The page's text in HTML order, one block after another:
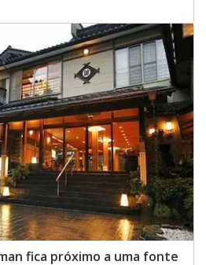
fica próximo a uma fonte